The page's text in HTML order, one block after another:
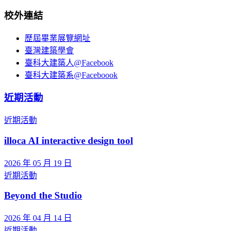
校外連結
歷屆畢業展覽網址
臺灣建築學會
臺科大建築人@Facebook
臺科大建築系@Faceboook
近期活動
近期活動
illoca AI interactive design tool
2026 年 05 月 19 日
近期活動
Beyond the Studio
2026 年 04 月 14 日